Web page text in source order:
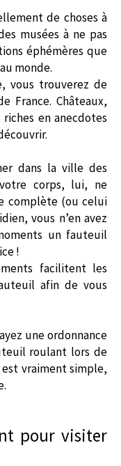
de choses à
musées à ne pas
éphémères que
monde.
vous trouverez de
France. Châteaux,
en anecdotes
dans la ville des
corps, lui, ne
complète (ou celui
vous n’en avez
un fauteuil
!
facilitent les
afin de vous
une ordonnance
roulant lors de
est vraiment simple,
pour visiter